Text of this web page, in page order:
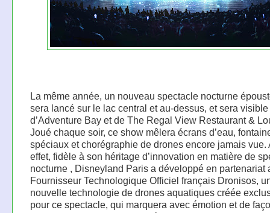
La même année, un nouveau spectacle nocturne
sera lancé sur le lac central et au-dessus, et sera
d’Adventure Bay et de The Regal View Restaurant &
Joué chaque soir, ce show mêlera écrans d’eau,
spéciaux et chorégraphie de drones encore jamais vue.
effet, fidèle à son héritage d’innovation en matière de
nocturne , Disneyland Paris a développé en partenariat
Fournisseur Technologique Officiel français Dronisos,
nouvelle technologie de drones aquatiques créée
pour ce spectacle, qui marquera avec émotion et de